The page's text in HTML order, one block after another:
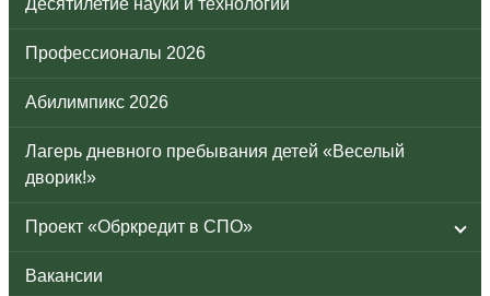
Десятилетие науки и технологий
Профессионалы 2026
Абилимпикс 2026
Лагерь дневного пребывания детей «Веселый
дворик!»
Проект «Обркредит в СПО»
Вакансии